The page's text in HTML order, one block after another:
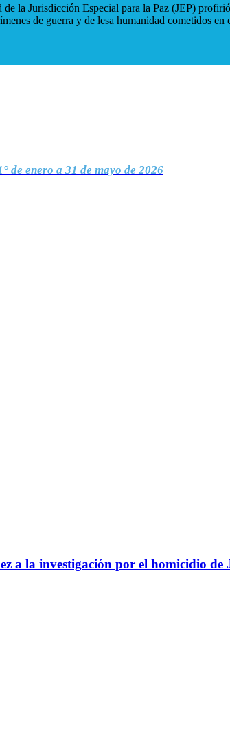
la Jurisdicción Especial para la Paz (JEP)
de guerra y de lesa humanidad cometidos
de enero a 31 de mayo de 2026
a la investigación por el homicidio de